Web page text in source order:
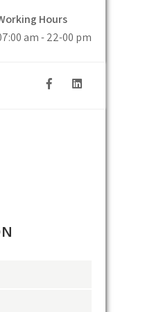
Hours
am - 22-00 pm